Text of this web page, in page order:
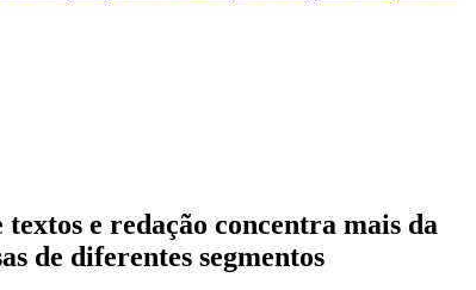
e redação concentra mais da
de diferentes segmentos